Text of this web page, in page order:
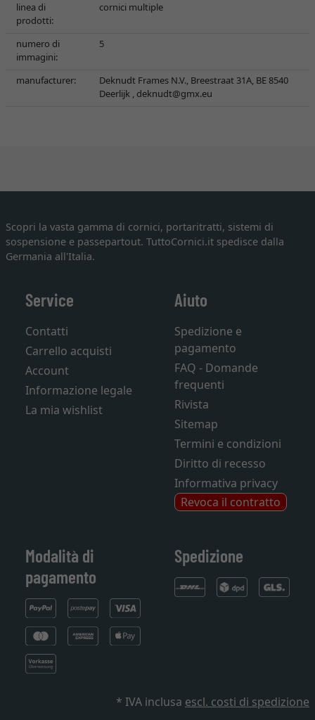
linea di
prodotti:
cornici multiple
numero di
immagini:
5
manufacturer:
Deknudt Frames N.V., Breestraat 31A, BE 8540
Deerlijk , deknudt@gmx.eu
Scopri la vasta gamma di cornici, portaritratti, sistemi di
sospensione e passepartout. TuttoCornici.it spedisce dalla
Germania all'Italia.
Service
Contatti
Carrello acquisti
Account
Informazione legale
La mia wishlist
Aiuto
Spedizione e
pagamento
FAQ - Domande
frequenti
Rivista
Sitemap
Termini e condizioni
Diritto di recesso
Informativa privacy
Revoca il contratto
Modalità di
pagamento
Spedizione
* IVA inclusa escl. costi di spedizione